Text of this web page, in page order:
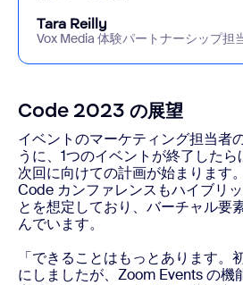
Tara Reilly
Vox Media 体験パートナーシップ担
Code 2023 の展望
イベントのマーケティング担当者
うに、1つのイベントが終了したら
次回に向けての計画が始まります
Code カンファレンスもハイブリ
とを想定しており、バーチャル要
んでいます。
「できることはもっとあります。
にしましたが、Zoom Events の機